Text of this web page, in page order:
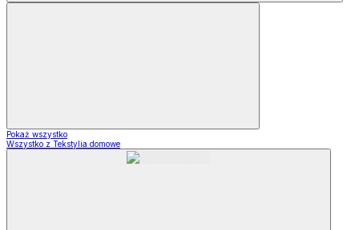
Pokaż wszystko
Wszystko z Tekstylia domowe